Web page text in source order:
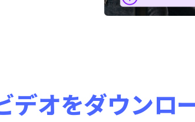
デオをダウンロ